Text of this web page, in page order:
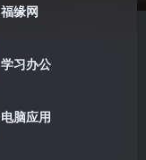
福缘网
学习办公
电脑应用